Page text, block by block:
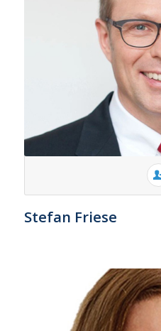
Stefan Friese